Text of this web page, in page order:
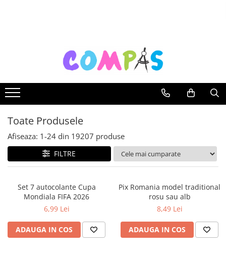
Noutăți Librăria Compas
Souvenir România
Rechizite școlare
Instrumente de scris
Stilouri școlare
Rollere și finelinere
Markere și textmarkere
Creioane grafice
Creioane colorate
Creioane cerate
Radiere
Ascutițori
Toate Produsele
Afiseaza: 1-24 din 19207 produse
FILTRE
Set 7 autocolante Cupa
Mondiala FIFA 2026
6,99 Lei
ADAUGA IN COS
Pix Romania model traditional
rosu sau alb
8,49 Lei
ADAUGA IN COS